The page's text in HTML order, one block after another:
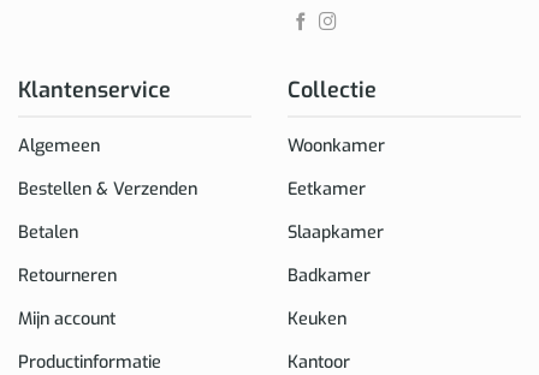
Klantenservice
Algemeen
Bestellen & Verzenden
Betalen
Retourneren
Mijn account
Productinformatie
Collectie
Woonkamer
Eetkamer
Slaapkamer
Badkamer
Keuken
Kantoor